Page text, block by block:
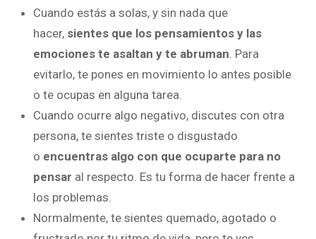
Cuando estás a solas, y sin nada que
hacer, sientes que los pensamientos y las
emociones te asaltan y te abruman . Para
evitarlo, te pones en movimiento lo antes posible
o te ocupas en alguna tarea.
Cuando ocurre algo negativo, discutes con otra
persona, te sientes triste o disgustado
o encuentras algo con que ocuparte para no
pensar al respecto. Es tu forma de hacer frente a
los problemas.
Normalmente, te sientes quemado, agotado o